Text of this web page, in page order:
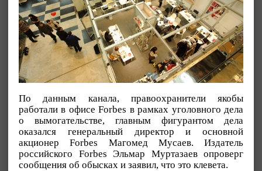
По данным канала, правоохранители якобы
работали в офисе Forbes в рамках уголовного дела
о вымогательстве, главным фигурантом дела
оказался генеральный директор и основной
акционер Forbes Магомед Мусаев. Издатель
российского Forbes Эльмар Муртазаев опроверг
сообщения об обысках и заявил, что это клевета.